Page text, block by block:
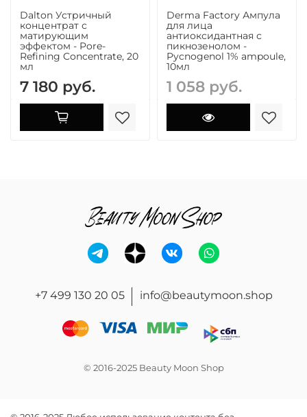
Dalton Устричный
концентрат с
матирующим
эффектом - Pore-
Refining Concentrate, 20
мл
7 180 руб.
Derma Factory Ампула
для лица
антиоксидантная с
пикнозенолом -
Pycnogenol 1% ampoule,
10мл
1 058 руб.
+7 499 130 20 05 info@beautymoon.shop
© 2016-2025 Beauty Moon Shop